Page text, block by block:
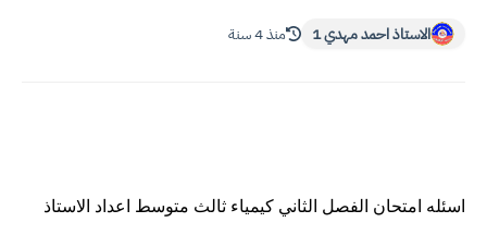
الاستاذ احمد مهدي 1 منذ 4 سنة
اسئله امتحان الفصل الثاني كيمياء ثالث متوسط اعداد الاستاذ